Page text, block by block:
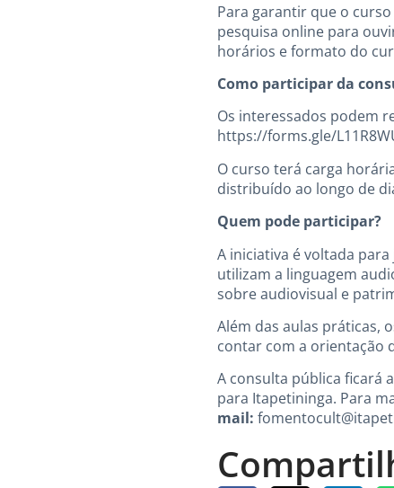
Para garantir que o
pesquisa online para
horários e formato do
Como participar da
Os interessados podem
https://forms.gle/
O curso terá carga
distribuído ao longo de
Quem pode participar?
A iniciativa é voltada
utilizam a linguagem
sobre audiovisual e
Além das aulas práticas,
contar com a orientação
A consulta pública ficará
para Itapetininga. Para
mail: